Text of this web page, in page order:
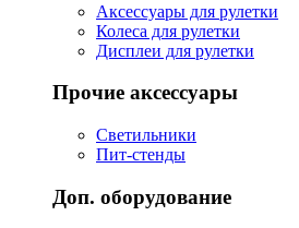
Аксессуары для рулетки
Колеса для рулетки
Дисплеи для рулетки
Прочие аксессуары
Светильники
Пит-стенды
Доп. оборудование